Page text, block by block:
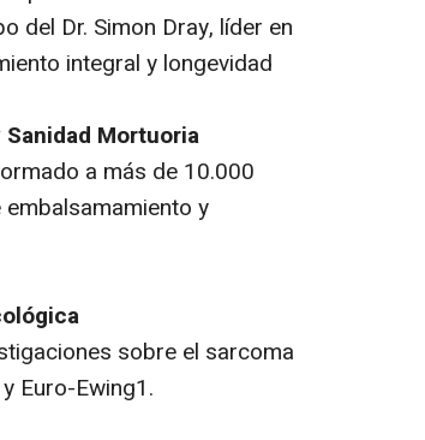
del Dr. Simon Dray, líder en
integral y longevidad
Mortuoria
a más de 10.000
y
sobre el sarcoma
Euro-Ewing1.